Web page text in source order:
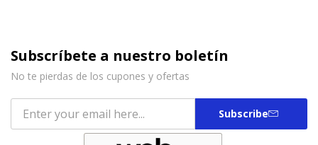
Subscríbete a nuestro boletín
No te pierdas de los cupones y ofertas
Subscribe